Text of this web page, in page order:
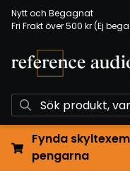
Nytt och Begagnat
Fri Frakt över 500 kr (Ej
Fynda
pengarna